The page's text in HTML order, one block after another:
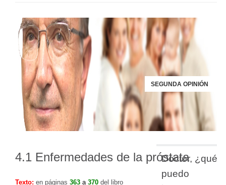
SEGUNDA OPINIÓN
4.1 Enfermedades de la próstata
Texto: en páginas 363 a 370 del libro
Doctor, ¿qué
puedo